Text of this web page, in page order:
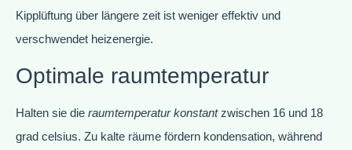
Kipplüftung über längere zeit ist weniger effektiv und
verschwendet heizenergie.
Optimale raumtemperatur
Halten sie die raumtemperatur konstantzwischen 16 und 18
grad celsius. Zu kalte räume fördern kondensation, während